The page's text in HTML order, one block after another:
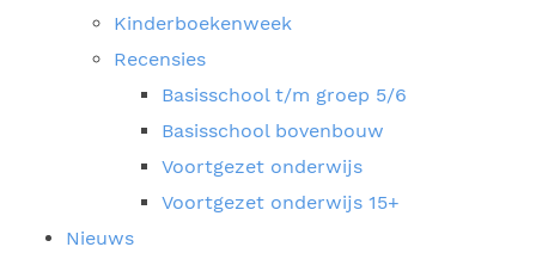
Kinderboekenweek
Recensies
Basisschool t/m groep 5/6
Basisschool bovenbouw
Voortgezet onderwijs
Voortgezet onderwijs 15+
Nieuws